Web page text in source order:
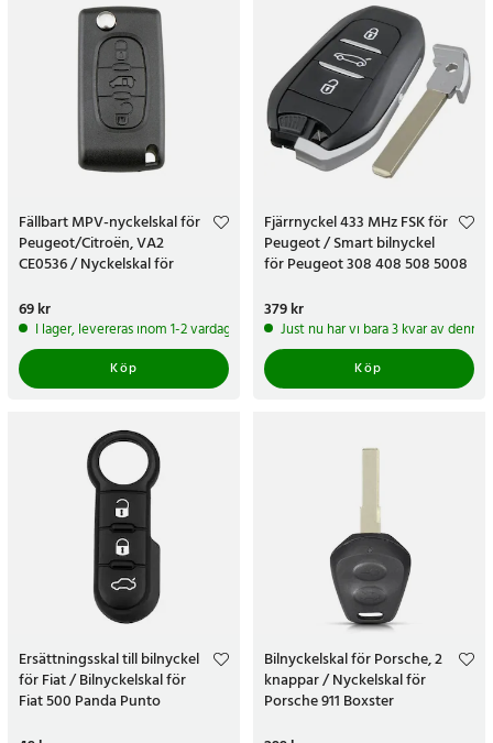
Fällbart MPV-nyckelskal för
Peugeot/Citroën, VA2
CE0536 / Nyckelskal för
Dispatch
Pris:
69 kr
I lager, levereras inom 1-2 vardagar
Köp
Fjärrnyckel 433 MHz FSK för
Peugeot / Smart bilnyckel
för Peugeot 308 408 508 5008
Pris:379 kr
379 kr
Just nu har vi bara 3 kvar av denna
Köp
Ersättningsskal till bilnyckel
för Fiat / Bilnyckelskal för
Fiat 500 Panda Punto
Bilnyckelskal för Porsche, 2
knappar / Nyckelskal för
Porsche 911 Boxster